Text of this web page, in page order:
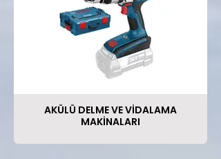
AKÜLÜ DELME VE VİDALAMA
MAKİNALARI